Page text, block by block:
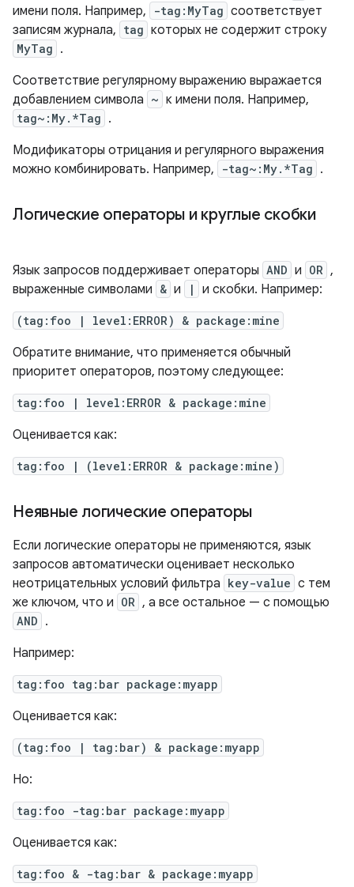
имени поля. Например,
-tag:MyTag соответствует
записям журнала, tag которых не содержит строку
MyTag .
Соответствие регулярному выражению выражается
добавлением символа ~ к имени поля. Например,
tag~:My.*Tag .
Модификаторы отрицания и регулярного выражения
можно комбинировать. Например,
-tag~:My.*Tag .
Логические операторы и круглые скобки
Язык запросов поддерживает операторы AND и OR ,
выраженные символами & и | и скобки. Например:
(tag:foo | level:ERROR) & package:mine
Обратите внимание, что применяется обычный
приоритет операторов, поэтому следующее:
tag:foo | level:ERROR & package:mine
Оценивается как:
tag:foo | (level:ERROR & package:mine)
Неявные логические операторы
Если логические операторы не применяются, язык
запросов автоматически оценивает несколько
неотрицательных условий фильтра key-value с тем
же ключом, что и OR , а все остальное — с помощью
AND .
Например:
tag:foo tag:bar package:myapp
Оценивается как:
(tag:foo | tag:bar) & package:myapp
Но:
tag:foo -tag:bar package:myapp
Оценивается как:
tag:foo & -tag:bar & package:myapp